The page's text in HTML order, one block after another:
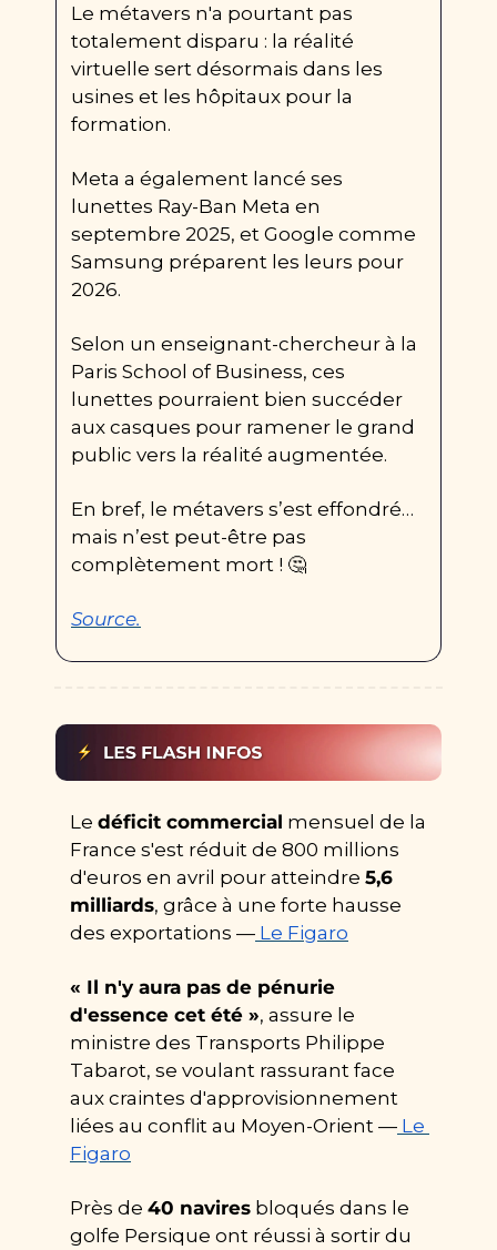
Le métavers n'a pourtant pas
totalement disparu : la réalité
virtuelle sert désormais dans les
usines et les hôpitaux pour la
formation.
Meta a également lancé ses
lunettes Ray-Ban Meta en
septembre 2025, et Google comme
Samsung préparent les leurs pour
2026.
Selon un enseignant-chercheur à la
Paris School of Business, ces
lunettes pourraient bien succéder
aux casques pour ramener le grand
public vers la réalité augmentée.
En bref, le métavers s’est effondré…
mais n’est peut-être pas
complètement mort ! 🤔
Source.
Le déficit commercial mensuel de la
France s'est réduit de 800 millions
d'euros en avril pour atteindre 5,6
milliards, grâce à une forte hausse
des exportations — Le Figaro
« Il n'y aura pas de pénurie
d'essence cet été », assure le
ministre des Transports Philippe
Tabarot, se voulant rassurant face
aux craintes d'approvisionnement
liées au conflit au Moyen-Orient — Le
Figaro
Près de 40 navires bloqués dans le
golfe Persique ont réussi à sortir du